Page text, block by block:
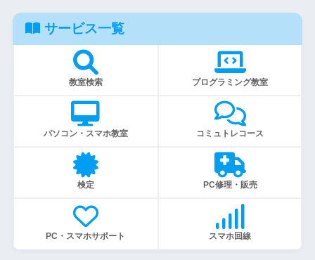
サービス一覧
教室検索 プログラミング教室
パソコン・スマホ教室 コミュトレコース
検定 PC修理・販売
PC・スマホサポート スマホ回線